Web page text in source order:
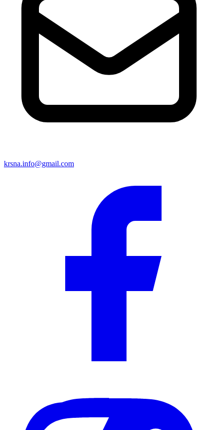
krsna.info@gmail.com